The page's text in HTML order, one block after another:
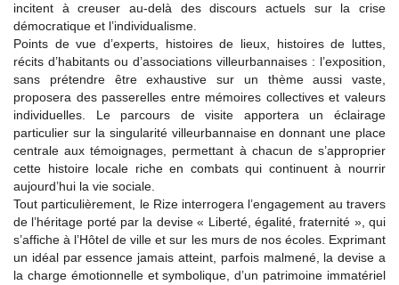
incitent à creuser au-delà des discours actuels sur la crise
démocratique et l’individualisme.
Points de vue d’experts, histoires de lieux, histoires de luttes,
récits d’habitants ou d’associations villeurbannaises : l’exposition,
sans prétendre être exhaustive sur un thème aussi vaste,
proposera des passerelles entre mémoires collectives et valeurs
individuelles. Le parcours de visite apportera un éclairage
particulier sur la singularité villeurbannaise en donnant une place
centrale aux témoignages, permettant à chacun de s’approprier
cette histoire locale riche en combats qui continuent à nourrir
aujourd’hui la vie sociale.
Tout particulièrement, le Rize interrogera l’engagement au travers
de l’héritage porté par la devise « Liberté, égalité, fraternité », qui
s’affiche à l’Hôtel de ville et sur les murs de nos écoles. Exprimant
un idéal par essence jamais atteint, parfois malmené, la devise a
la charge émotionnelle et symbolique, d’un patrimoine immatériel